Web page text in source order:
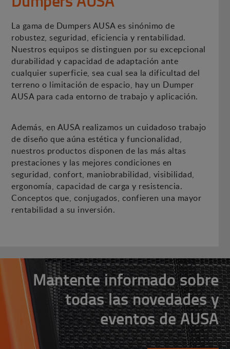
La gama de Dumpers AUSA es sinónimo de
robustez, seguridad, eficiencia y rentabilidad.
Nuestros equipos se distinguen por su excepcional
durabilidad y capacidad de adaptación ante
cualquier superficie, sea cual sea la dificultad del
terreno o limitación de espacio, hay un Dumper
AUSA para cada entorno de trabajo y aplicación.
Además, en AUSA realizamos un cuidadoso trabajo
de diseño que aúna estética y funcionalidad,
nuestros productos disponen de las más altas
prestaciones y las mejores condiciones en
seguridad, confort, maniobrabilidad, visibilidad,
ergonomía, capacidad de carga y resistencia.
Conceptos que, conjugados, confieren una mayor
rentabilidad a su inversión.
Mantente informado sobre
todas las novedades y
eventos de AUSA